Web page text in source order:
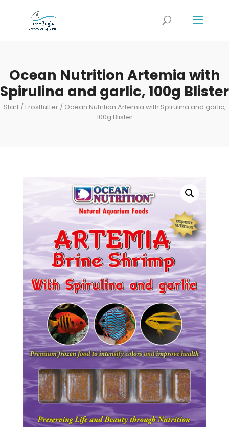
Ocean Nutrition Artemia with
Spirulina and garlic, 100g Blister
Start/ Frostfutter/ Ocean Nutrition Artemia with Spirulina and garlic,
100g Blister